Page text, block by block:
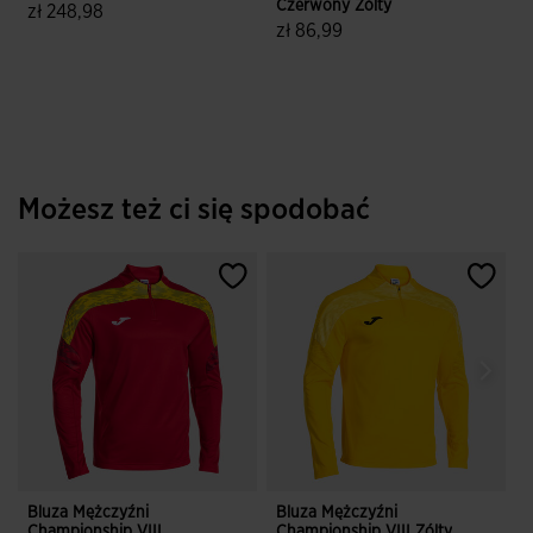
zł 248,98
Czerwony Zólty
zł 86,99
Możesz też ci się spodobać
Bluza Mężczyźni
Bluza Mężczyźni